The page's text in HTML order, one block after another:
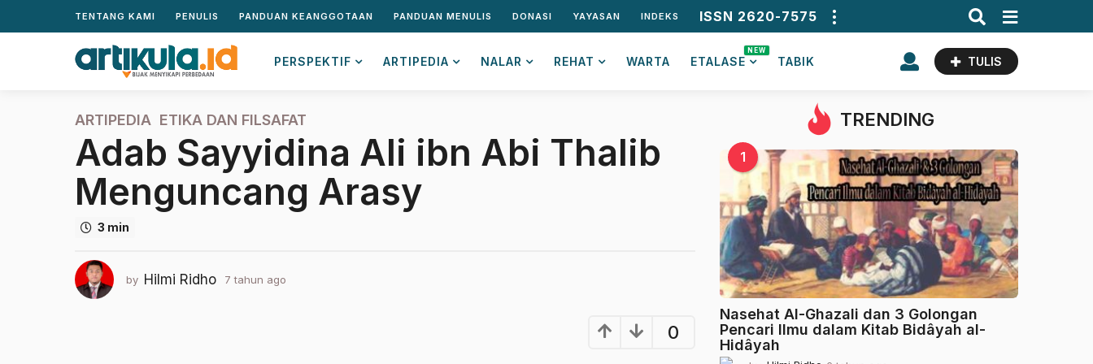
TENTANG KAMI PENULIS PANDUAN KEANGGOTAAN PANDUAN MENULIS DONASI YAYASAN INDEKS ISSN 2620-7575
PERSPEKTIF ARTIPEDIA NALAR REHAT WARTA ETALASE
NEW
TABIK TULIS
7
a
h
o
2
ARTIPEDIA ,ETIKA DAN FILSAFAT
Adab Sayyidina Ali ibn Abi Thalib
Menguncang Arasy
3 min
by Hilmi Ridho 7 tahun ago
0
TRENDING
1
Nasehat Al-Ghazali dan 3 Golongan
Pencari Ilmu dalam Kitab Bidâyah al-
Hidâyah